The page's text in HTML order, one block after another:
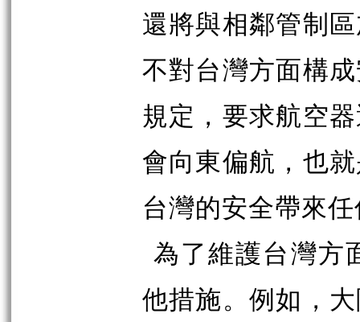
還將與相鄰管制
不對台灣方面構
規定，要求航空器
會向東偏航，也
台灣的安全帶來
為了維護台灣方
他措施。例如，